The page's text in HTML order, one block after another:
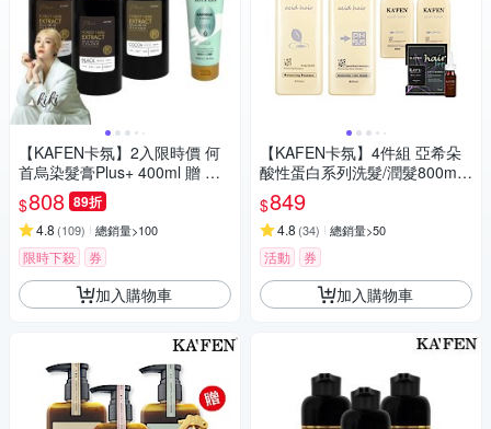
【KAFEN卡氛】2入限時價 何
首烏染髮膏Plus+ 400ml 贈 新
品微膠囊髮膜-空谷之雨300mlX
1
$808 89折
4.8 (109) 總銷量>100
限時下殺 券
加入購物車
【KAFEN卡氛】4件組 亞希朵
酸性蛋白系列洗髮/潤髮800ml
贈亞希朵洗護300ml(隨機)*2
$849
4.8 (34) 總銷量>50
活動 券
加入購物車